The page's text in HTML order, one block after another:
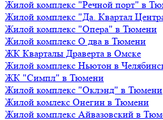
Жилой комплекс "Речной порт" в
Жилой комплекс "Да. Квартал
Жилой комплекс "Опера" в Тюмени
Жилой комплекс О два в Тюмени
ЖК Кварталы Драверта в Омске
Жилой комплекс Ньютон в
ЖК "Симпл" в Тюмени
Жилой комплекс "Оклэнд" в Тюмени
Жилой комлекс Онегин в Тюмени
Жилой комплекс Айвазовский в